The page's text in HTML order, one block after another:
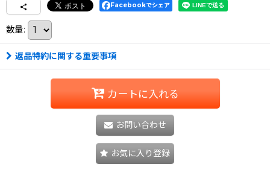
Facebookでシェア
数量:
返品特約に関する重要事項
カートに入れる
お問い合わせ
お気に入り登録